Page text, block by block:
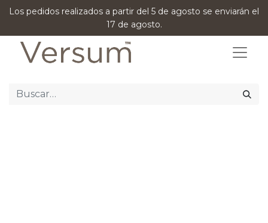
Los pedidos realizados a partir del 5 de agosto se enviarán el
17 de agosto.